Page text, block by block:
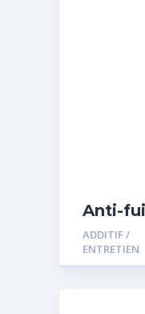
Anti-
pour
assistée
ADDITIF /
ENTRETIEN